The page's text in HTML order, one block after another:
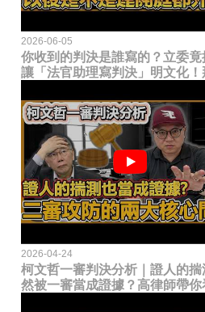
2026-06-05
你收到的判決是誰寫的？立委竟
讓「法官助理寫判決」明文化！
2026-04-24
柯文哲一審判決分析｜證人的揣
然被一審當成證據？高律師帶你